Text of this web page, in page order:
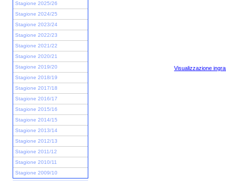
Stagione 2025/26
Stagione 2024/25
Stagione 2023/24
Stagione 2022/23
Stagione 2021/22
Stagione 2020/21
Stagione 2019/20
Stagione 2018/19
Stagione 2017/18
Stagione 2016/17
Stagione 2015/16
Stagione 2014/15
Stagione 2013/14
Stagione 2012/13
Stagione 2011/12
Stagione 2010/11
Stagione 2009/10
Visualizzazione